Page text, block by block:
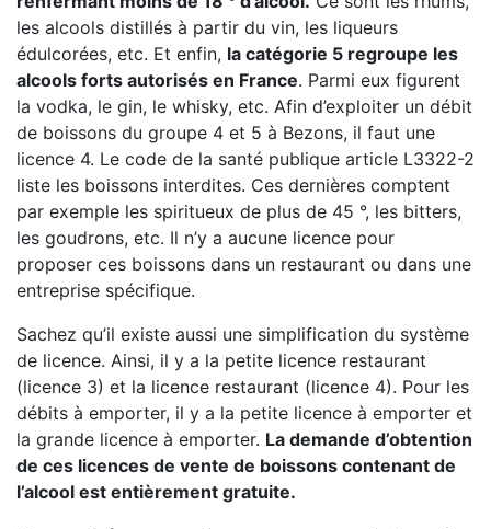
les alcools distillés à partir du vin, les liqueurs
édulcorées, etc. Et enfin, la catégorie 5 regroupe les
alcools forts autorisés en France. Parmi eux figurent
la vodka, le gin, le whisky, etc. Afin d’exploiter un débit
de boissons du groupe 4 et 5 à Bezons, il faut une
licence 4. Le code de la santé publique article L3322-2
liste les boissons interdites. Ces dernières comptent
par exemple les spiritueux de plus de 45 °, les bitters,
les goudrons, etc. Il n’y a aucune licence pour
proposer ces boissons dans un restaurant ou dans une
entreprise spécifique.
Sachez qu’il existe aussi une simplification du système
de licence. Ainsi, il y a la petite licence restaurant
(licence 3) et la licence restaurant (licence 4). Pour les
débits à emporter, il y a la petite licence à emporter et
la grande licence à emporter. La demande d’obtention
de ces licences de vente de boissons contenant de
l’alcool est entièrement gratuite.